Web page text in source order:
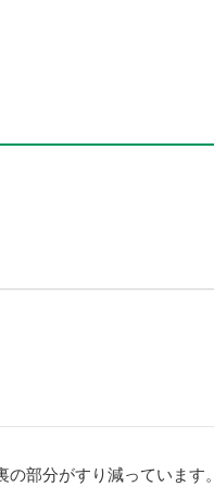
部分がすり減っています。